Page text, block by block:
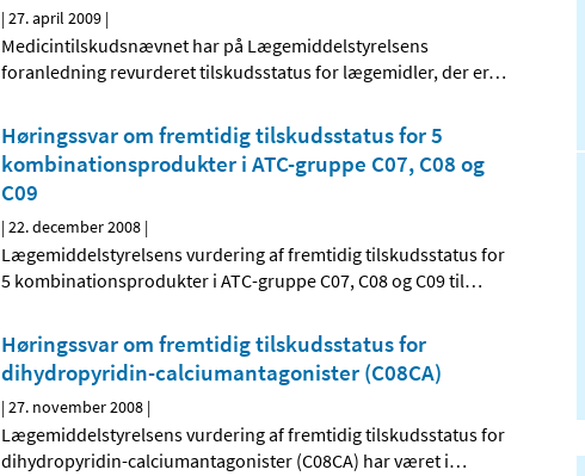
|27. april 2009 |
Medicintilskudsnævnet har på Lægemiddelstyrelsens
foranledning revurderet tilskudsstatus for lægemidler, der er…
Høringssvar om fremtidig tilskudsstatus for 5
kombinationsprodukter i ATC-gruppe C07, C08 og
C09
|22. december 2008 |
Lægemiddelstyrelsens vurdering af fremtidig tilskudsstatus for
5 kombinationsprodukter i ATC-gruppe C07, C08 og C09 til…
Høringssvar om fremtidig tilskudsstatus for
dihydropyridin-calciumantagonister (C08CA)
|27. november 2008 |
Lægemiddelstyrelsens vurdering af fremtidig tilskudsstatus for
dihydropyridin-calciumantagonister (C08CA) har været i…